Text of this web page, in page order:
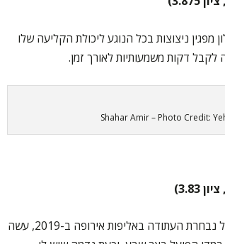
הפועל חולון מפגין ניצוצות בכל הנוגע ליכולת הקליעה שלו
דקות משמעותיות לאורך זמן.
Shahar Amir – Photo Credit:
שחקן הפנים, שהיה מגיבורי הזכייה של נבחרת העתודה באליפות אירופה ב-2019, עשה